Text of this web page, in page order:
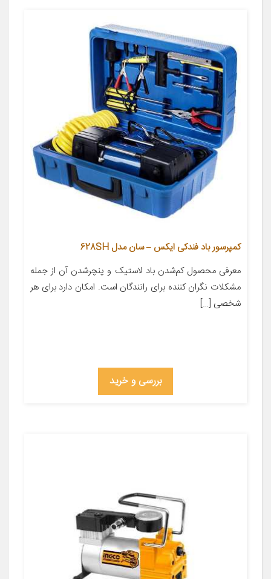
کمپرسور باد فندکی ایکس – سان مدل 628SH
معرفی محصول کم‌شدن باد لاستیک و پنچرشدن آن از جمله
مشکلات نگران کننده برای رانندگان است. امکان دارد برای هر
شخصی […]
بررسی و خرید